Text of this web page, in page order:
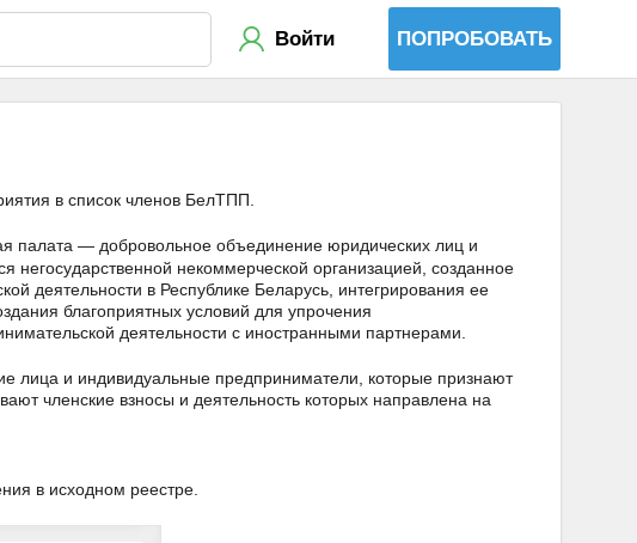
Войти ПОПРОБОВАТЬ
в список членов БелТПП.
палата — добровольное объединение юридических лиц и
некоммерческой организацией, созданное
деятельности в Республике Беларусь, интегрирования ее
благоприятных условий для упрочения
деятельности с иностранными партнерами.
лица и индивидуальные предприниматели, которые признают
членские взносы и деятельность которых направлена на
в исходном реестре.